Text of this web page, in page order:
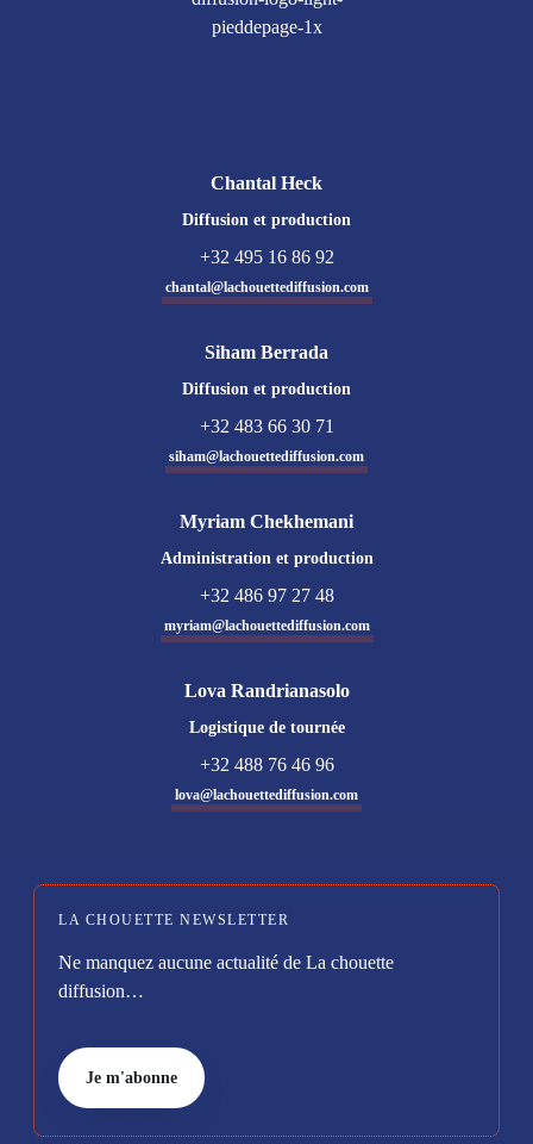
Chantal Heck
Diffusion et production
+32 495 16 86 92
chantal@lachouettediffusion.com
Siham Berrada
Diffusion et production
+32 483 66 30 71
siham@lachouettediffusion.com
Myriam Chekhemani
Administration et production
+32 486 97 27 48
myriam@lachouettediffusion.com
Lova Randrianasolo
Logistique de tournée
+32 488 76 46 96
lova@lachouettediffusion.com
LA CHOUETTE NEWSLETTER
Ne manquez aucune actualité de La chouette
diffusion…
Je m'abonne